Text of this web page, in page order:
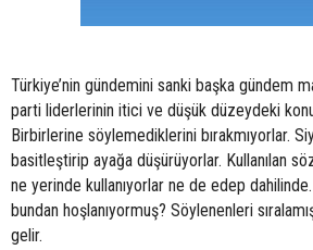
Türkiye’nin gündemini sanki başka gündem
parti liderlerinin itici ve düşük düzeydeki
Birbirlerine söylemediklerini bırakmıyorlar.
basitleştirip ayağa düşürüyorlar. Kullanılan
ne yerinde kullanıyorlar ne de edep
bundan hoşlanıyormuş? Söylenenleri
gelir.